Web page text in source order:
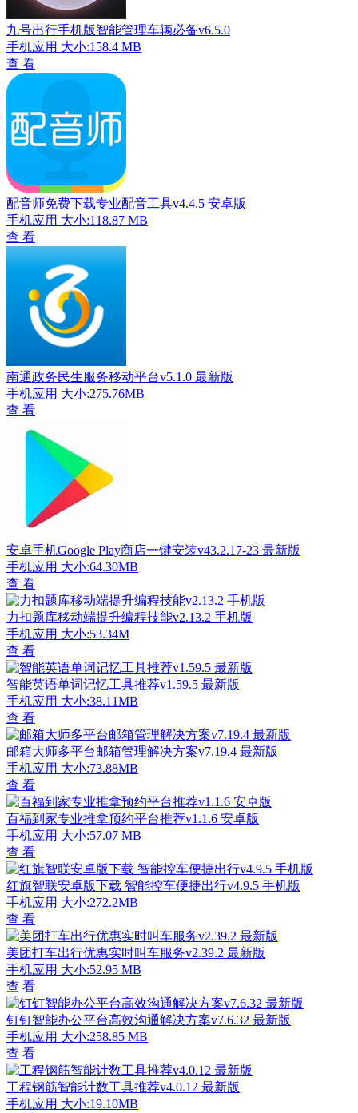
九号出行手机版智能管理车辆必备v6.5.0
手机应用 大小:158.4 MB
查 看
配音师免费下载专业配音工具v4.4.5 安卓版
手机应用 大小:118.87 MB
查 看
南通政务民生服务移动平台v5.1.0 最新版
手机应用 大小:275.76MB
查 看
安卓手机Google Play商店一键安装v43.2.17-23 最新版
手机应用 大小:64.30MB
查 看
力扣题库移动端提升编程技能v2.13.2 手机版
手机应用 大小:53.34M
查 看
智能英语单词记忆工具推荐v1.59.5 最新版
手机应用 大小:38.11MB
查 看
邮箱大师多平台邮箱管理解决方案v7.19.4 最新版
手机应用 大小:73.88MB
查 看
百福到家专业推拿预约平台推荐v1.1.6 安卓版
手机应用 大小:57.07 MB
查 看
红旗智联安卓版下载 智能控车便捷出行v4.9.5 手机版
手机应用 大小:272.2MB
查 看
美团打车出行优惠实时叫车服务v2.39.2 最新版
手机应用 大小:52.95 MB
查 看
钉钉智能办公平台高效沟通解决方案v7.6.32 最新版
手机应用 大小:258.85 MB
查 看
工程钢筋智能计数工具推荐v4.0.12 最新版
手机应用 大小:19.10MB